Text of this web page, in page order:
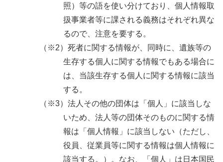
照）等の語を使い分けており、個人情報取
扱事業者等に課される義務はそれぞれ異な
るので、注意を要する。
（※2）死者に関する情報が、同時に、遺族等の
生存する個人に関する情報でもある場合に
は、当該生存する個人に関する情報に該当
する。
（※3）法人その他の団体は「個人」に該当しな
いため、法人等の団体そのものに関する情
報は「個人情報」に該当しない（ただし、
役員、従業員等に関する情報は個人情報に
該当する。）。なお、「個人」は日本国民